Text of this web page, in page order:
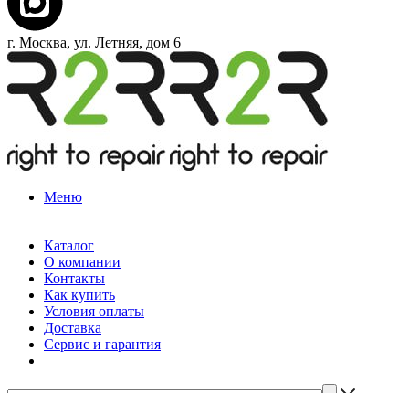
г. Москва, ул. Летняя, дом 6
Меню
Каталог
О компании
Контакты
Как купить
Условия оплаты
Доставка
Сервис и гарантия